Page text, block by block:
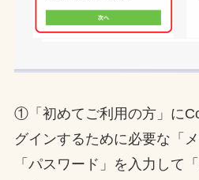
①「初めてご利用の方」に
グインするために必要な「
「パスワード」を入力して